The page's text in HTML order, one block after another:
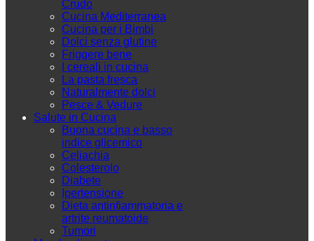
Crudo
Cucina Mediterranea
Cucina per i Bimbi
Dolci senza glutine
Friggere bene
I cereali in cucina
La pasta fresca
Naturalmente dolci
Pesce & Vedure
Salute in Cucina
Buona cucina e basso
indice glicemico
Celiachia
Colesterolo
Diabete
Ipertensione
Dieta antinfiammatoria e
artrite reumatoide
Tumori